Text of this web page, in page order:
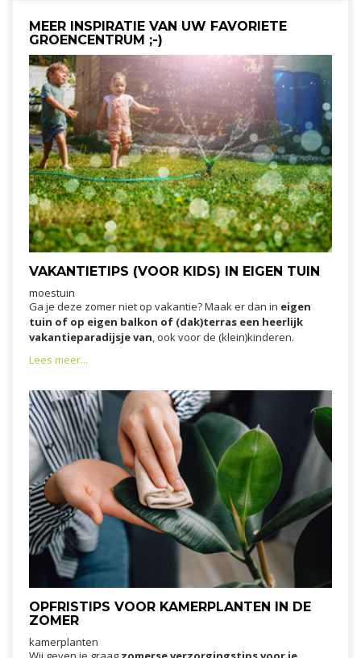
MEER INSPIRATIE VAN UW FAVORIETE
GROENCENTRUM ;-)
VAKANTIETIPS (VOOR KIDS) IN EIGEN TUIN
moestuin
Ga je deze zomer niet op vakantie? Maak er dan in eigen
tuin of op eigen balkon of (dak)terras een heerlijk
vakantieparadijsje van, ook voor de (klein)kinderen.
Lees meer...
OPFRISTIPS VOOR KAMERPLANTEN IN DE
ZOMER
kamerplanten